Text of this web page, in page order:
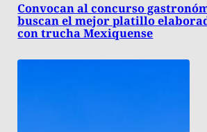
Convocan al concurso
buscan el mejor platillo
con trucha Mexiquense